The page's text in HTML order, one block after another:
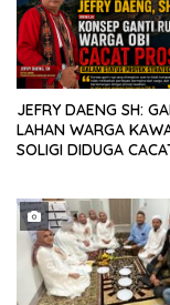
JEFRY DAENG SH:
LAHAN WARGA
SOLIGI DIDUGA
PENGADAAN TANAH